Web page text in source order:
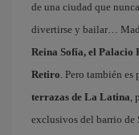
de una ciudad que
divertirse y bailar…
Reina Sofía, el Palacio
Retiro. Pero también
terrazas de La Latina,
exclusivos del barrio de